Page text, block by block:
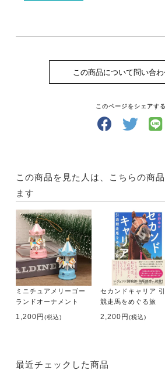
係者への綿密な取材を通して明か
世に問う、至上のノンフィクショ
第1章 隆盛を極める日本競馬
第2章 馬はいかに「競走馬」にな
第4章 引退後に進む道――セカンド
第5章 生かすことだけが幸せか――
第6章 命と経済――生かすことはな
第7章 それでも生かすために――引
場・新たな産業の可能性
第8章 ハンドルとエンジン――転換
第9章 リーダーを育て、共に歩む
こと、私にできること
・著者 平林 健一
・サイズ 新書判
この商品について問い合
このページをシェアする
この商品を見た人は、こちらの商
ます
ミニチュアメリーゴー
ランドオーナメント
1,200円(税込)
セカンドキャリア
競走馬をめぐる旅
2,200円(税込)
最近チェックした商品